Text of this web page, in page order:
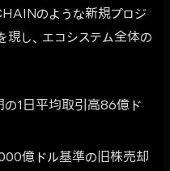
のような新規プロジ
現し、エコシステム全体の
の1日平均取引高86億ド
億ドル基準の旧株売却